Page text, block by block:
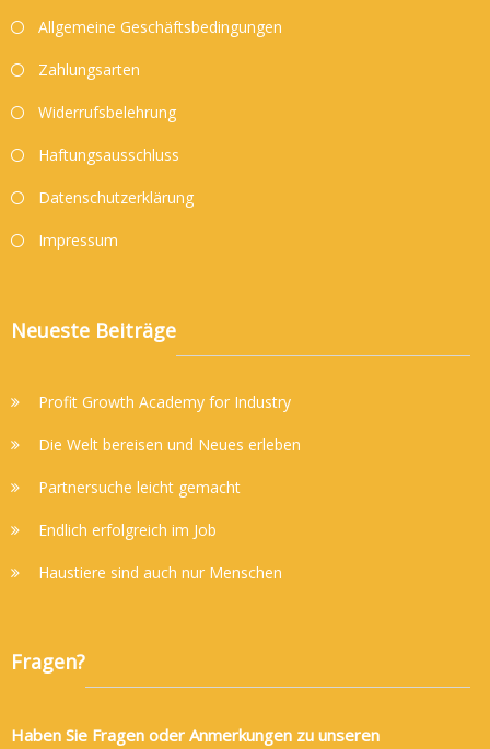
Allgemeine Geschäftsbedingungen
Zahlungsarten
Widerrufsbelehrung
Haftungsausschluss
Datenschutzerklärung
Impressum
Neueste Beiträge
Profit Growth Academy for Industry
Die Welt bereisen und Neues erleben
Partnersuche leicht gemacht
Endlich erfolgreich im Job
Haustiere sind auch nur Menschen
Fragen?
Haben Sie Fragen oder Anmerkungen zu unseren